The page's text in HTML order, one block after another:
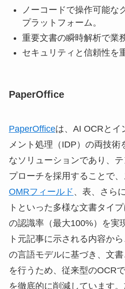
ノーコードで操作可能な
プラットフォーム。
重要文書の瞬時解析で業
セキュリティと信頼性を
PaperOffice
PaperOfficeは、AI OCRとイ
メント処理（IDP）の両技術
なソリューションであり、
プローチを採用することで、
OMRフィールド 、表、さら
トといった多様な文書タイ
の認識率（最大100%）を実
ト元記事に示される内容か
の言語モデルに基づき、文
を行うため、従来型のOCR
を徹底的に削減しています